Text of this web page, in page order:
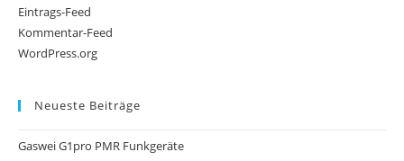
Eintrags-Feed
Kommentar-Feed
WordPress.org
Neueste Beiträge
Gaswei G1pro PMR Funkgeräte